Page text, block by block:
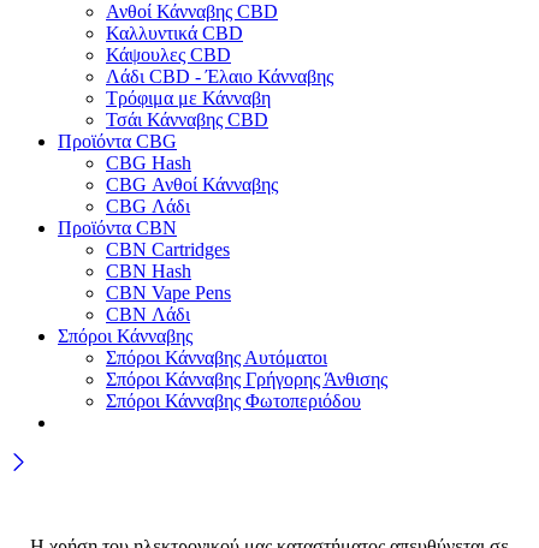
Ανθοί Κάνναβης CBD
Καλλυντικά CBD
Κάψουλες CBD
Λάδι CBD - Έλαιο Κάνναβης
Τρόφιμα με Κάνναβη
Τσάι Κάνναβης CBD
Προϊόντα CBG
CBG Hash
CBG Ανθοί Κάνναβης
CBG Λάδι
Προϊόντα CBN
CBN Cartridges
CBN Hash
CBN Vape Pens
CBN Λάδι
Σπόροι Κάνναβης
Σπόροι Κάνναβης Αυτόματοι
Σπόροι Κάνναβης Γρήγορης Άνθισης
Σπόροι Κάνναβης Φωτοπεριόδου